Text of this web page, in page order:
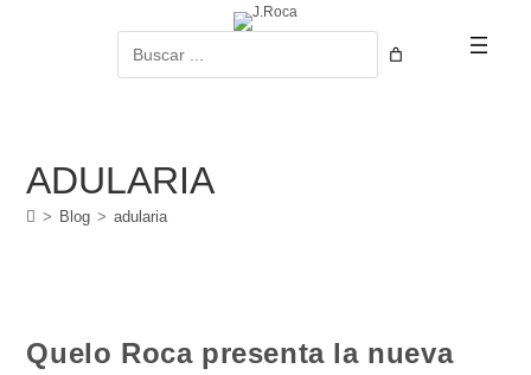
ADULARIA
> Blog > adularia
Quelo Roca presenta la nueva